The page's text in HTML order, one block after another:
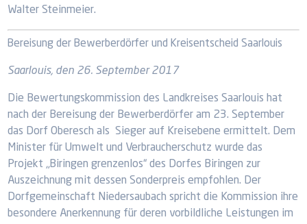
Walter Steinmeier.
Bereisung der Bewerberdörfer und Kreisentscheid Saarlouis
Saarlouis, den 26. September 2017
Die Bewertungskommission des Landkreises Saarlouis hat
nach der Bereisung der Bewerberdörfer am 23. September
das Dorf Oberesch als Sieger auf Kreisebene ermittelt. Dem
Minister für Umwelt und Verbraucherschutz wurde das
Projekt „Biringen grenzenlos“ des Dorfes Biringen zur
Auszeichnung mit dessen Sonderpreis empfohlen. Der
Dorfgemeinschaft Niedersaubach spricht die Kommission ihre
besondere Anerkennung für deren vorbildliche Leistungen im